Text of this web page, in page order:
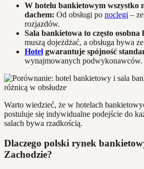
W hotelu bankietowym wszystko
dachem: Od obsługi po noclegi –
rozjazdów.
Sala bankietowa to często osobna
muszą dojeżdżać, a obsługa bywa
Hotel gwarantuje spójność
wynajmowanych podwykonawców.
Warto wiedzieć, że w hotelach
postuluje się indywidualne podejście do
salach bywa rzadkością.
Dlaczego polski rynek
Zachodzie?